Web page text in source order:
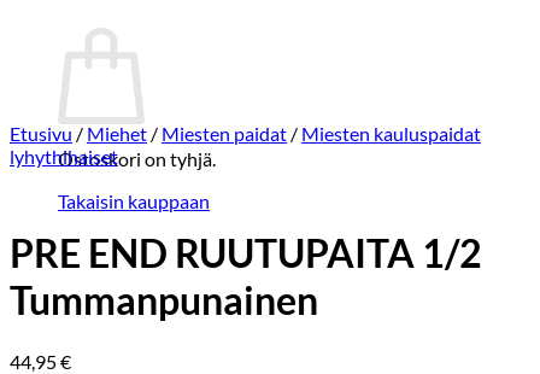
Ostoskori on tyhjä.
Takaisin kauppaan
Etusivu / Miehet / Miesten paidat / Miesten kauluspaidat
lyhythihaiset
PRE END RUUTUPAITA 1/2
Tummanpunainen
44,95€